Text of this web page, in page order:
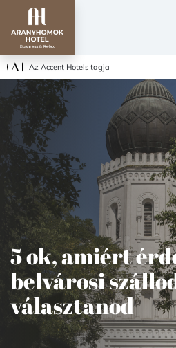
Az Accent Hotels tagja
5 ok, amiért
belvárosi
választanod